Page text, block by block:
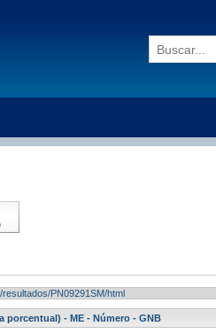
PN09291SM/html
porcentual) - ME - Número - GNB